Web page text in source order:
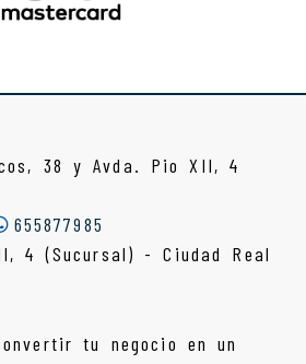
38 y Avda. Pio XII, 4
655877985
4 (Sucursal) - Ciudad Real